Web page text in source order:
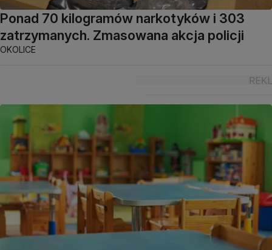
Ponad 70 kilogramów narkotyków i 303
zatrzymanych. Zmasowana akcja policji
OKOLICE